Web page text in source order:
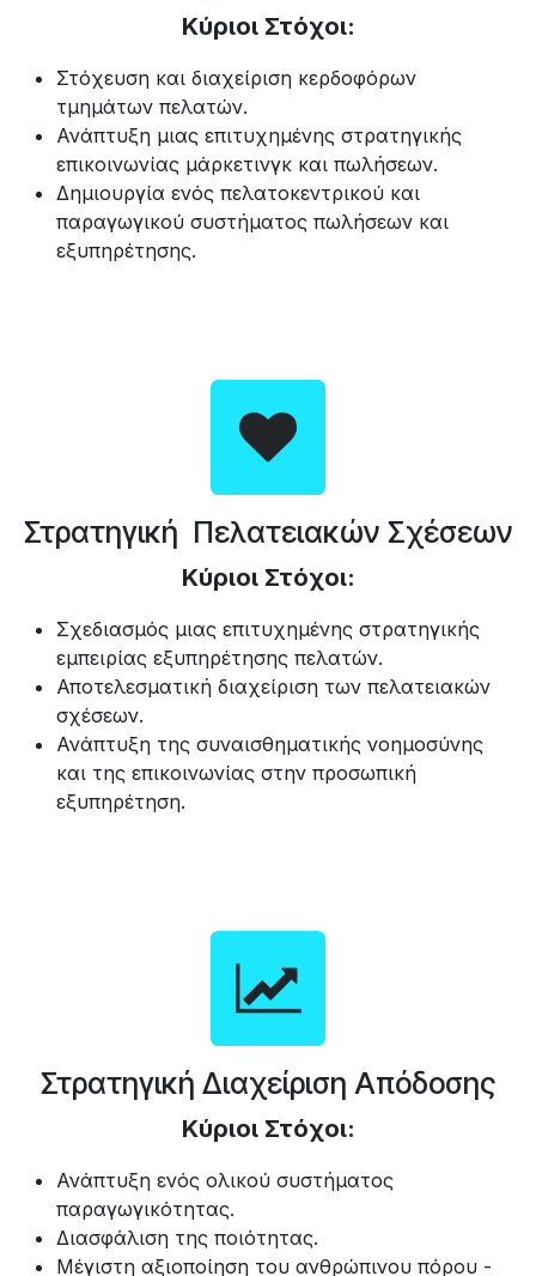
Κύριοι Στόχοι:
Στόχευση και διαχείριση κερδοφόρων
τμημάτων πελατών.
Ανάπτυξη μιας επιτυχημένης στρατηγικής
επικοινωνίας μάρκετινγκ και πωλήσεων.
Δημιουργία ενός πελατοκεντρικού και
παραγωγικού συστήματος πωλήσεων και
εξυπηρέτησης.
Στρατηγική Πελατειακών Σχέσεων
Κύριοι Στόχοι:
Σχεδιασμός μιας επιτυχημένης στρατηγικής
εμπειρίας εξυπηρέτησης πελατών.
Αποτελεσματική διαχείριση των πελατειακών
σχέσεων.
Ανάπτυξη της συναισθηματικής νοημοσύνης
και της επικοινωνίας στην προσωπική
εξυπηρέτηση.
Στρατηγική Διαχείριση Απόδοσης
Κύριοι Στόχοι:
Ανάπτυξη ενός ολικού συστήματος
παραγωγικότητας.
Διασφάλιση της ποιότητας.
Μέγιστη αξιοποίηση του ανθρώπινου πόρου -